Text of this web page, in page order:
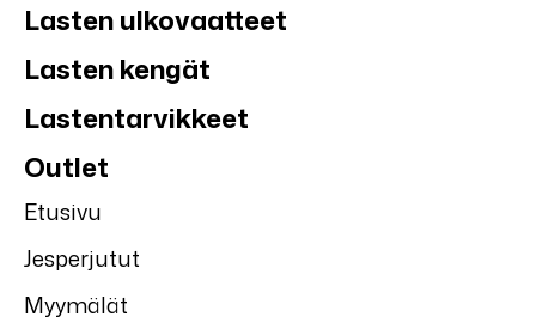
Lasten ulkovaatteet
Lasten kengät
Lastentarvikkeet
Outlet
Etusivu
Jesperjutut
Myymälät